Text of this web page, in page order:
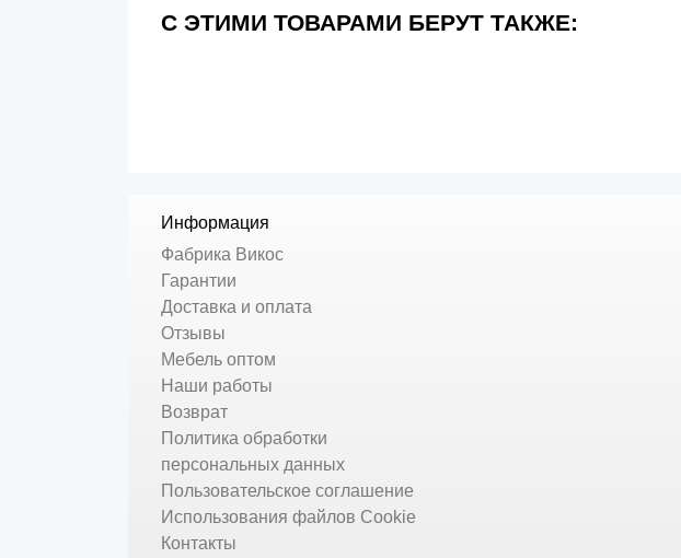
С ЭТИМИ ТОВАРАМИ БЕРУТ ТАКЖЕ:
Информация
Фабрика Викос
Гарантии
Доставка и оплата
Отзывы
Мебель оптом
Наши работы
Возврат
Политика обработки
персональных данных
Пользовательское соглашение
Использования файлов Cookie
Контакты